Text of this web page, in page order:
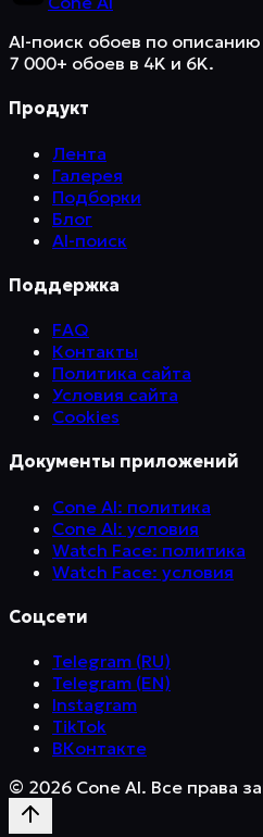
AI-поиск обоев по
7 000+ обоев в 4K и 6K.
Продукт
Лента
Галерея
Подборки
Блог
AI-поиск
Поддержка
FAQ
Контакты
Политика сайта
Условия сайта
Cookies
Документы приложений
Cone AI: политика
Cone AI: условия
Watch Face: политика
Watch Face: условия
Соцсети
Telegram (RU)
Telegram (EN)
Instagram
TikTok
ВКонтакте
© 2026 Cone AI. Все права